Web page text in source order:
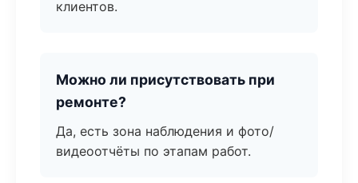
клиентов.
Можно ли присутствовать при
ремонте?
Да, есть зона наблюдения и фото/
видеоотчёты по этапам работ.